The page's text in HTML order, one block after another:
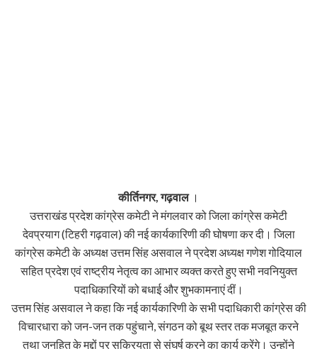
कीर्तिनगर, गढ़वाल।
उत्तराखंड प्रदेश कांग्रेस कमेटी ने मंगलवार को जिला कांग्रेस कमेटी
देवप्रयाग (टिहरी गढ़वाल) की नई कार्यकारिणी की घोषणा कर दी। जिला
कांग्रेस कमेटी के अध्यक्ष उत्तम सिंह असवाल ने प्रदेश अध्यक्ष गणेश गोदियाल
सहित प्रदेश एवं राष्ट्रीय नेतृत्व का आभार व्यक्त करते हुए सभी नवनियुक्त
पदाधिकारियों को बधाई और शुभकामनाएं दीं।
उत्तम सिंह असवाल ने कहा कि नई कार्यकारिणी के सभी पदाधिकारी कांग्रेस की
विचारधारा को जन-जन तक पहुंचाने, संगठन को बूथ स्तर तक मजबूत करने
तथा जनहित के मुद्दों पर सक्रियता से संघर्ष करने का कार्य करेंगे। उन्होंने